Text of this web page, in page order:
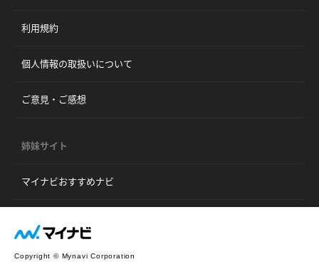
利用規約
個人情報の取扱いについて
ご意見・ご感想
姉妹サイト
マイナビおすすめナビ
Copyright © Mynavi Corporation